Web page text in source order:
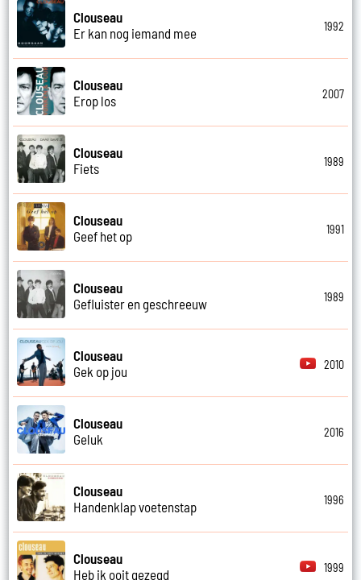
Clouseau
Er kan nog iemand mee
1992
Clouseau
Erop los
2007
Clouseau
Fiets
1989
Clouseau
Geef het op
1991
Clouseau
Gefluister en geschreeuw
1989
Clouseau
Gek op jou
2010
Clouseau
Geluk
2016
Clouseau
Handenklap voetenstap
1996
Clouseau
Heb ik ooit gezegd
1999